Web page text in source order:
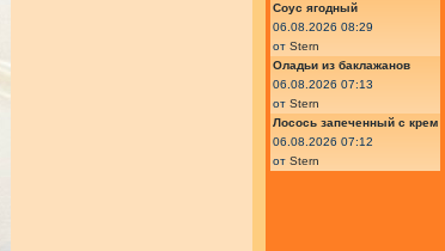
Соус ягодный
06.08.2026 08:29
от Stern
Оладьи из баклажанов
06.08.2026 07:13
от Stern
Лосось запеченный с
06.08.2026 07:12
от Stern